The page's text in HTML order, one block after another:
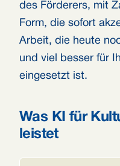
des Förderers, mit
Form, die sofort
Arbeit, die heute
und viel besser für
eingesetzt ist.
Was KI für
leistet